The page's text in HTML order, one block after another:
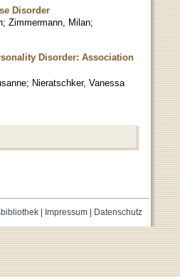
Disorder
; Zimmermann, Milan;
Disorder: Association
; Nieratschker, Vanessa
| Impressum| Datenschutz